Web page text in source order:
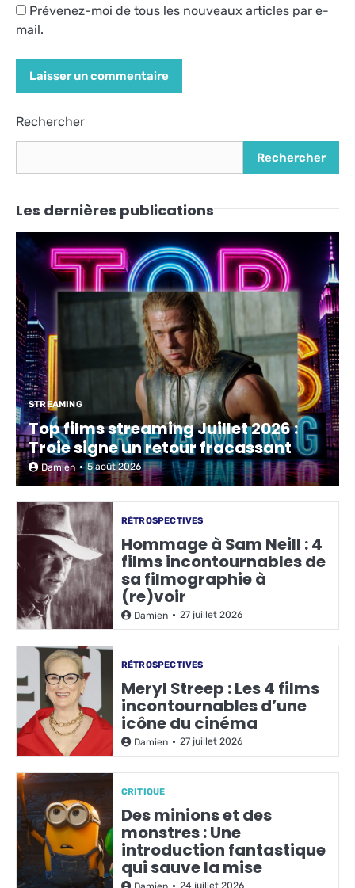
Prévenez-moi de tous les nouveaux articles par e-
mail.
Alternative:
Rechercher
Rechercher
Les dernières publications
STREAMING
Top films streaming Juillet 2026 :
Troie signe un retour fracassant
Damien 5 août 2026
RÉTROSPECTIVES
Hommage à Sam Neill : 4
films incontournables de
sa filmographie à
(re)voir
Damien 27 juillet 2026
RÉTROSPECTIVES
Meryl Streep : Les 4 films
incontournables d’une
icône du cinéma
Damien 27 juillet 2026
CRITIQUE
Des minions et des
monstres : Une
introduction fantastique
qui sauve la mise